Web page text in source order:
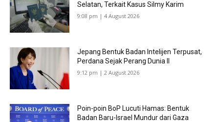
Selatan, Terkait Kasus Silmy Karim
9:08 pm | 4 August 2026
Jepang Bentuk Badan Intelijen Terpusat,
Perdana Sejak Perang Dunia II
9:12 pm | 2 August 2026
Poin-poin BoP Lucuti Hamas: Bentuk
Badan Baru-Israel Mundur dari Gaza